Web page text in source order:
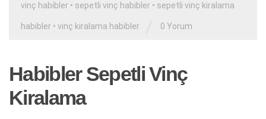
vinç habibler • sepetli vinç habibler • sepetli vinç kiralama
habibler • vinç kiralama habibler 0 Yorum
Habibler Sepetli Vinç
Kiralama